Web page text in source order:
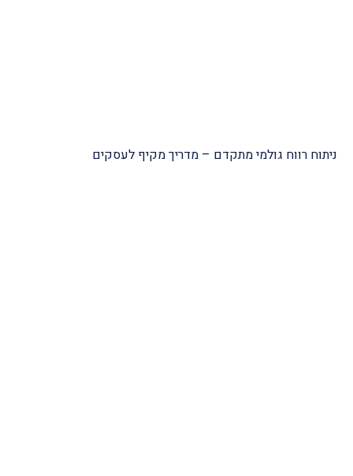
ניתוח רווח גולמי מתקדם – מדריך מקיף לעסקים